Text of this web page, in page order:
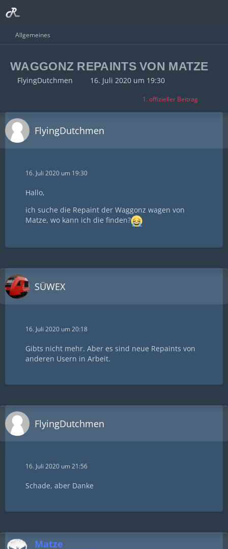
Allgemeines
WAGGONZ REPAINTS VON MATZE
FlyingDutchmen 16. Juli 2020 um 19:30
1. offizieller Beitrag
FlyingDutchmen
16. Juli 2020 um 19:30
Hallo,
ich suche die Repaint der Waggonz wagen von
Matze, wo kann ich die finden?
SÜWEX
16. Juli 2020 um 20:18
Gibts nicht mehr. Aber es sind neue Repaints von
anderen Usern in Arbeit.
FlyingDutchmen
16. Juli 2020 um 21:56
Schade, aber Danke
Matze